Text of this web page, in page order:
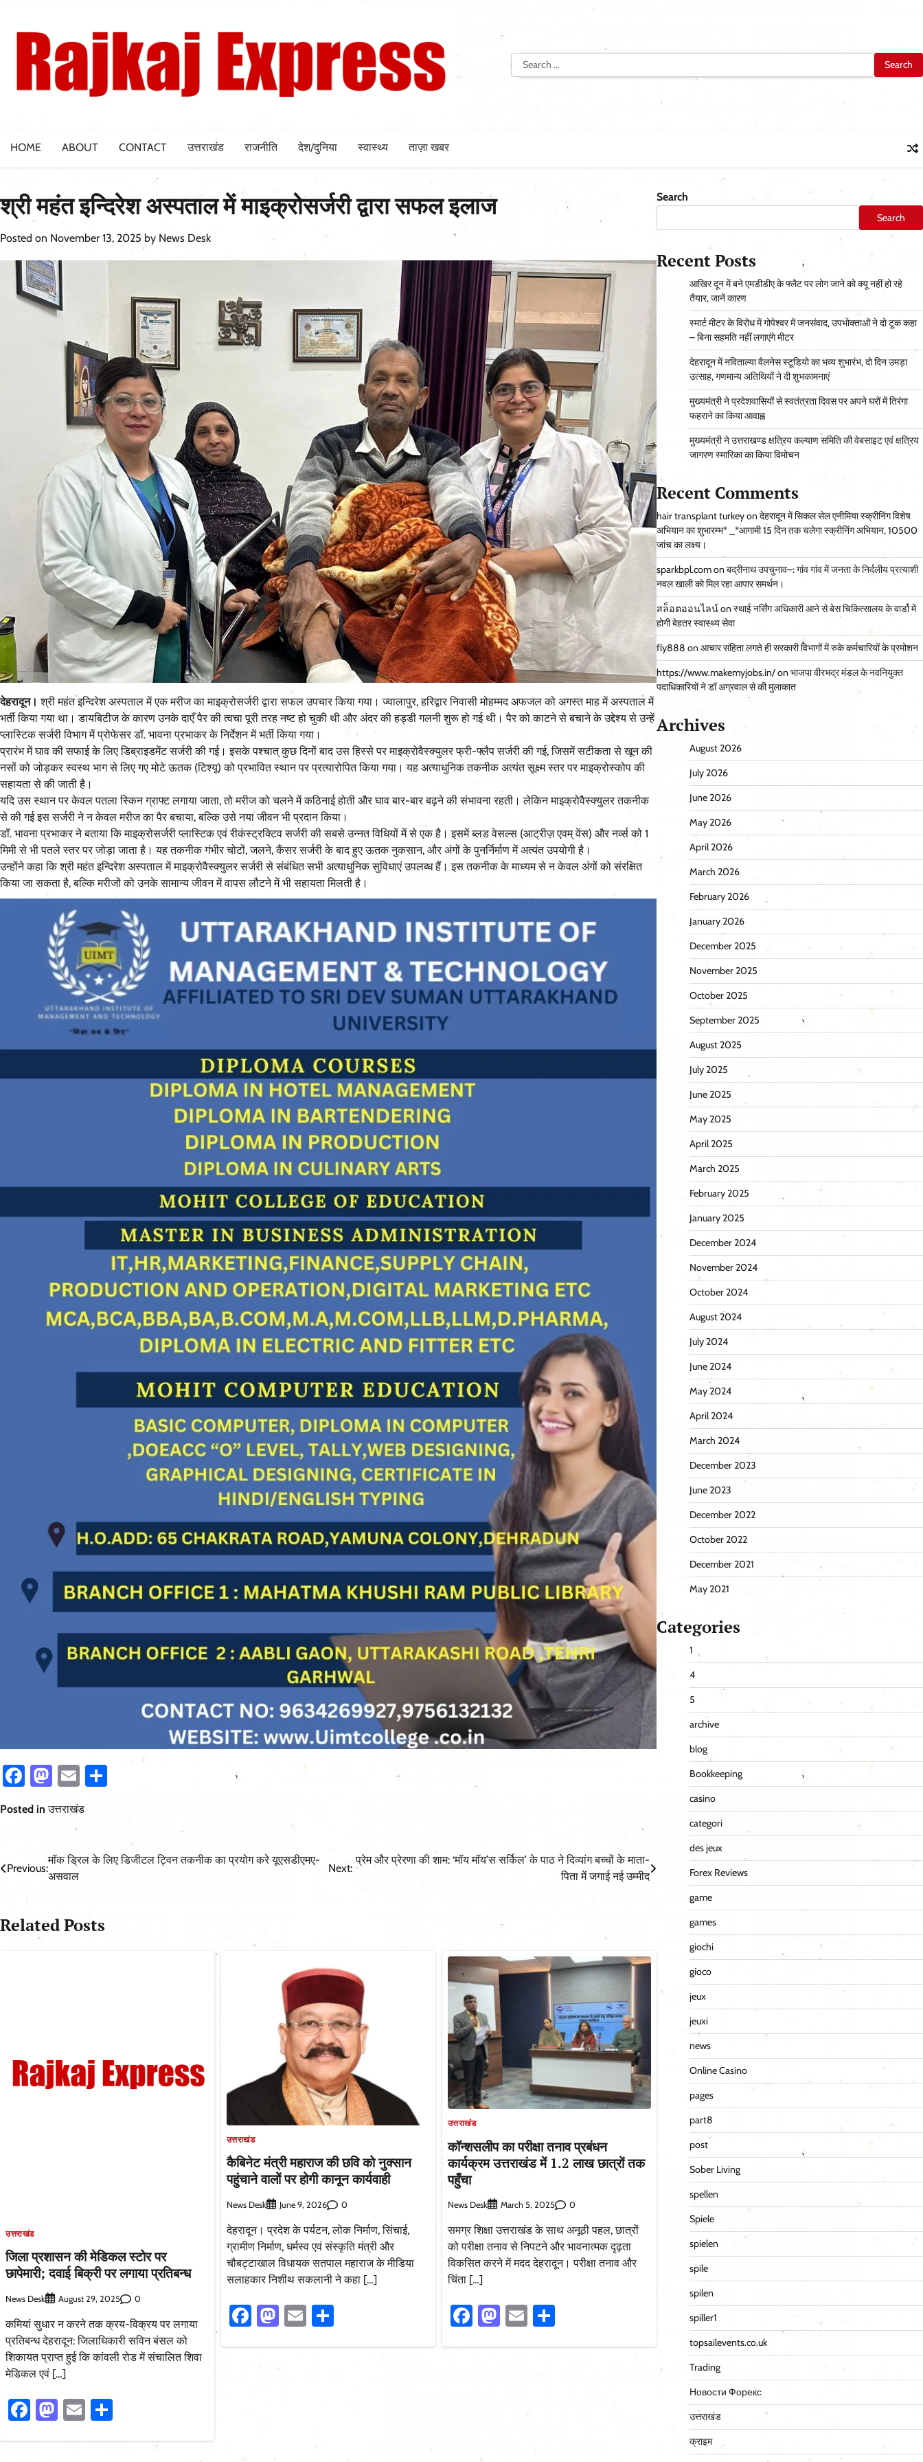
content
Search
for:
HOME ABOUT CONTACT उत्तराखंड राजनीति देश/दुनिया स्वास्थ्य ताज़ा खबर
श्री महंत इन्दिरेश अस्पताल में माइक्रोसर्जरी द्वारा सफल इलाज
Posted on November 13, 2025 by News Desk
देहरादून। श्री महंत इन्दिरेश अस्पताल में एक मरीज का माइक्रोसर्जरी द्वारा सफल उपचार किया गया। ज्वालापुर, हरिद्वार निवासी मोहम्मद अफजल को अगस्त माह में अस्पताल में
भर्ती किया गया था। डायबिटीज के कारण उनके दाएँ पैर की त्वचा पूरी तरह नष्ट हो चुकी थी और अंदर की हड्डी गलनी शुरू हो गई थी। पैर को काटने से बचाने के उद्देश्य से उन्हें
प्लास्टिक सर्जरी विभाग में प्रोफेसर डॉ. भावना प्रभाकर के निर्देशन में भर्ती किया गया।
प्रारंभ में घाव की सफाई के लिए डिब्राइडमेंट सर्जरी की गई। इसके पश्चात् कुछ दिनों बाद उस हिस्से पर माइक्रोवैस्क्युलर फ्री-फ्लैप सर्जरी की गई, जिसमें सटीकता से खून की
नसों को जोड़कर स्वस्थ भाग से लिए गए मोटे ऊतक (टिश्यू) को प्रभावित स्थान पर प्रत्यारोपित किया गया। यह अत्याधुनिक तकनीक अत्यंत सूक्ष्म स्तर पर माइक्रोस्कोप की
सहायता से की जाती है।
यदि उस स्थान पर केवल पतला स्किन ग्राफ्ट लगाया जाता, तो मरीज को चलने में कठिनाई होती और घाव बार-बार बढ़ने की संभावना रहती। लेकिन माइक्रोवैस्क्युलर तकनीक
से की गई इस सर्जरी ने न केवल मरीज का पैर बचाया, बल्कि उसे नया जीवन भी प्रदान किया।
डॉ. भावना प्रभाकर ने बताया कि माइक्रोसर्जरी प्लास्टिक एवं रीकंस्ट्रक्टिव सर्जरी की सबसे उन्नत विधियों में से एक है। इसमें ब्लड वेसल्स (आट्रीज़ एवम् वेंस) और नर्व्स को 1
मिमी से भी पतले स्तर पर जोड़ा जाता है। यह तकनीक गंभीर चोटों, जलने, कैंसर सर्जरी के बाद हुए ऊतक नुकसान, और अंगों के पुनर्निर्माण में अत्यंत उपयोगी है।
उन्होंने कहा कि श्री महंत इन्दिरेश अस्पताल में माइक्रोवैस्क्युलर सर्जरी से संबंधित सभी अत्याधुनिक सुविधाएं उपलब्ध हैं। इस तकनीक के माध्यम से न केवल अंगों को संरक्षित
किया जा सकता है, बल्कि मरीजों को उनके सामान्य जीवन में वापस लौटने में भी सहायता मिलती है।
Facebook
Mastodon
Email
Posted inउत्तराखंड
Post
Previous:
मॉक ड्रिल के लिए डिजीटल ट्विन तकनीक का प्रयोग करे यूएसडीएमए-
असवाल
Next:
प्रेम और प्रेरणा की शाम: ‘मॉय मॉय’स सर्किल’ के पाठ ने दिव्यांग बच्चों के माता-
पिता में जगाई नई उम्मीद
Related Posts
उत्तराखंड
जिला प्रशासन की मेडिकल स्टोर पर
छापेमारी; दवाई बिक्री पर लगाया प्रतिबन्ध
News Desk August 29, 2025 0
कमियां सुधार न करने तक क्रय-विक्रय पर लगाया
प्रतिबन्ध देहरादून: जिलाधिकारी सविन बंसल को
शिकायत प्राप्त हुई कि कांवली रोड में संचालित शिवा
मेडिकल एवं […]
Facebook
Mastodon
Email
उत्तराखंड
कैबिनेट मंत्री महाराज की छवि को नुक्सान
पहुंचाने वालों पर होगी कानून कार्यवाही
News Desk June 9, 2026 0
देहरादून। प्रदेश के पर्यटन, लोक निर्माण, सिंचाई,
ग्रामीण निर्माण, धर्मस्व एवं संस्कृति मंत्री और
चौबट्टाखाल विधायक सतपाल महाराज के मीडिया
सलाहकार निशीथ सकलानी ने कहा […]
Facebook
Mastodon
EmailShare
उत्तराखंड
कॉन्शसलीप का परीक्षा तनाव प्रबंधन
कार्यक्रम उत्तराखंड में 1.2 लाख छात्रों तक
पहुँचा
News Desk March 5, 2025 0
समग्र शिक्षा उत्तराखंड के साथ अनूठी पहल, छात्रों
को परीक्षा तनाव से निपटने और भावनात्मक दृढ़ता
विकसित करने में मदद देहरादून। परीक्षा तनाव और
चिंता […]
Facebook
Mastodon
EmailShare
Search
Search
Recent Posts
आ​खिर दून में बने एमडीडीए के फ्लैट पर लोग जाने को क्यू नहीं हो रहे
तैयार, जानें कारण
स्मार्ट मीटर के विरोध में गोपेश्वर में जनसंवाद, उपभोक्ताओं ने दो टूक कहा
– बिना सहमति नहीं लगाएंगे मीटर
देहरादून में नविताल्या वैलनेस स्टूडियो का भव्य शुभारंभ, दो दिन उमड़ा
उत्साह, गणमान्य अतिथियों ने दी शुभकामनाएं
मुख्यमंत्री ने प्रदेशवासियों से स्वतंत्रता दिवस पर अपने घरों में तिरंगा
फहराने का किया आवाह्न
मुख्यमंत्री ने उत्तराखण्ड क्षत्रिय कल्याण समिति की वेबसाइट एवं क्षत्रिय
जागरण स्मारिका का किया विमोचन
Recent Comments
hair transplant turkeyonदेहरादून में सिकल सेल एनीमिया स्क्रीनिंग विशेष
अभियान का शुभारम्भ* _*आगामी 15 दिन तक चलेगा स्क्रीनिंग अभियान, 10500
जांच का लक्ष्य।
sparkbpl.comonबद्रीनाथ उपचुनाव–: गांव गांव में जनता के निर्दलीय प्रत्याशी
नवल खाली को मिल रहा आपार समर्थन।
สล็อตออนไลน์onस्थाई नर्सिंग अधिकारी आने से बेस चिकित्सालय के वार्डो में
होगी बेहतर स्वास्थ्य सेवा
fly888 onआचार संहिता लगते ही सरकारी विभागों में रुके कर्मचारियों के प्रमोशन
https://www.makemyjobs.in/onभाजपा वीरभद्र मंडल के नवनियुक्त
पदाधिकारियों ने डॉ अग्रवाल से की मुलाकात
Archives
August 2026
July 2026
June 2026
May 2026
April 2026
March 2026
February 2026
January 2026
December 2025
November 2025
October 2025
September 2025
August 2025
July 2025
June 2025
May 2025
April 2025
March 2025
February 2025
January 2025
December 2024
November 2024
October 2024
August 2024
July 2024
June 2024
May 2024
April 2024
March 2024
December 2023
June 2023
December 2022
October 2022
December 2021
May 2021
Categories
1
4
5
archive
blog
Bookkeeping
casino
categori
des jeux
Forex Reviews
game
games
giochi
gioco
jeux
jeuxi
news
Online Casino
pages
part8
post
Sober Living
spellen
Spiele
spielen
spile
spilen
spiller1
topsailevents.co.uk
Trading
Новости Форекс
उत्तराखंड
क्राइम